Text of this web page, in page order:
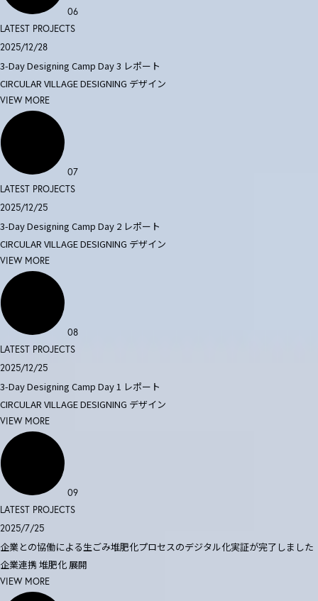
06
LATEST PROJECTS
2025/12/28
3-Day Designing Camp Day 3 レポート
CIRCULAR VILLAGE DESIGNING デザイン
VIEW MORE
07
LATEST PROJECTS
2025/12/25
3-Day Designing Camp Day 2 レポート
CIRCULAR VILLAGE DESIGNING デザイン
VIEW MORE
08
LATEST PROJECTS
2025/12/25
3-Day Designing Camp Day 1 レポート
CIRCULAR VILLAGE DESIGNING デザイン
VIEW MORE
09
LATEST PROJECTS
2025/7/25
企業との協働による生ごみ堆肥化プロセスのデジタル化実証が完了しました
企業連携 堆肥化展開
VIEW MORE